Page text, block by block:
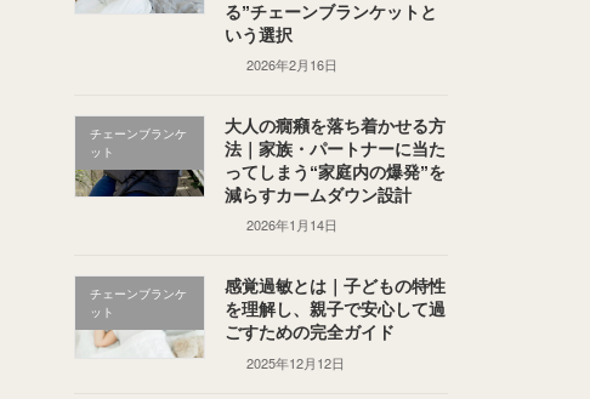
る”チェーンブランケットと
いう選択
2026年2月16日
チェーンブランケ
ット
大人の癇癪を落ち着かせる方
法｜家族・パートナーに当た
ってしまう“家庭内の爆発”を
減らすカームダウン設計
2026年1月14日
チェーンブランケ
ット
感覚過敏とは｜子どもの特性
を理解し、親子で安心して過
ごすための完全ガイド
2025年12月12日